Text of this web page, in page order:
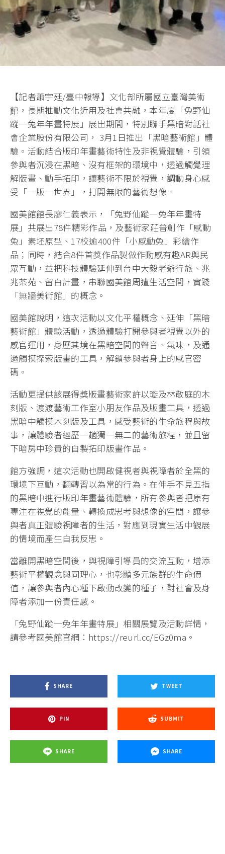
【記者蕭宇廷/臺中報導】文化部所屬國立臺灣美術
館，長期推動文化近用及社會共融，本年度「兔野仙
蹤─兔年年畫特展」展出期間，特別聯手黑暗對話社
會企業股份有限公司， 3月1日推出「黑暗藝術館」體
驗。活動結合版印年畫藝術特性及非視覺體驗，引領
參與者沉浸在黑暗、沒有框架的環境中，透過觸覺理
解版畫、動手拓印，讓藝術不限於視覺，調動身心感
受「一版一世界」，打開無限的藝術想像。
國美館館長廖仁義表示，「兔野仙蹤—兔年年畫特
展」共展出78件精彩作品，及藝術家莊普創作「感動
兔」素坯原型、17校逾400件「小感動兔」彩繪作
品；同時，結合8件首獎作品製做作動感有趣AR與民
眾互動，並把科技體驗延伸到台中大毅老爺行旅、兆
兆茶苑、留白計畫，串聯國美館周遭生活空間，實踐
「無牆美術館」的概念。
國美館說明，這次活動以文化平權概念、延伸「黑暗
藝術館」體驗活動，透過體驗打開參與者視覺以外的
感官運用，身歷其境在黑暗空間的聲音、氣味，及通
過觸摸探索版畫的工具，解鎖參與者身上的感官密
碼。
活動更提供該展得獎版畫藝術家許以璇及林敬庭的木
刻版、渡渡藝術工作室小朋友作品及版畫工具，透過
黑暗中觸摸木刻版及工具，感受藝術的生命旅程與故
事，讓體驗者經歷一趟獨一無二的藝術旅程，並且留
下暗房中珍貴的自製拓印版畫作品。
館方強調，這次活動也開啟健視者與視障者於全黑的
環境下互動，翻轉習以為常的行為。在伸手不見五指
的黑暗中進行版印年畫藝術體驗，所有參與者把原有
專注在視覺的能量、轉換成思考與想像的空間，讓參
與者真正體驗視障者的生活，對應到現實生活中觀展
的情境而產生自我反思。
當離開黑暗空間後，與視障引導員的交流互動，增添
藝術平權觀念與同理心，也彰顯多元族群的生命價
值，讓參與者內心種下啟動改變的種子，對社會及身
障者添加一份責任感。
「兔野仙蹤─兔年年畫特展」相關展覽及活動詳情，
請參考國美館官網：https://reurl.cc/EGz0ma。
SHARE TWEET
PIN SUBMIT
SHARE SHARE